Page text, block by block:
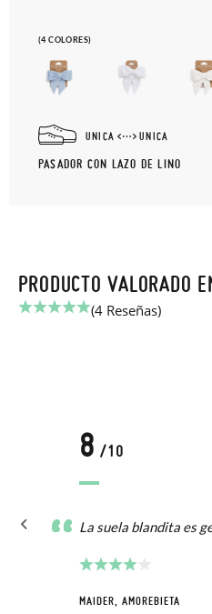
(4 COLORES)
UNICA UNICA
PASADOR CON LAZO DE LINO
PRODUCTO VALORADO
(4 Reseñas)
8 /10
La suela blandita es
MAIDER, AMOREBIETA